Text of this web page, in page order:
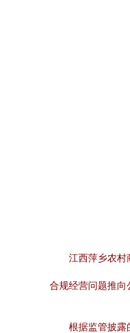
江西萍乡农村
合规经营问题推向
根据监管披露